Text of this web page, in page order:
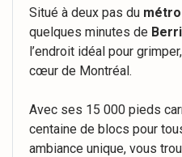
Situé à deux pas du
quelques minutes de
l’endroit idéal pour
cœur de Montréal.
Avec ses 15 000 pieds
centaine de blocs pour
ambiance unique, vous